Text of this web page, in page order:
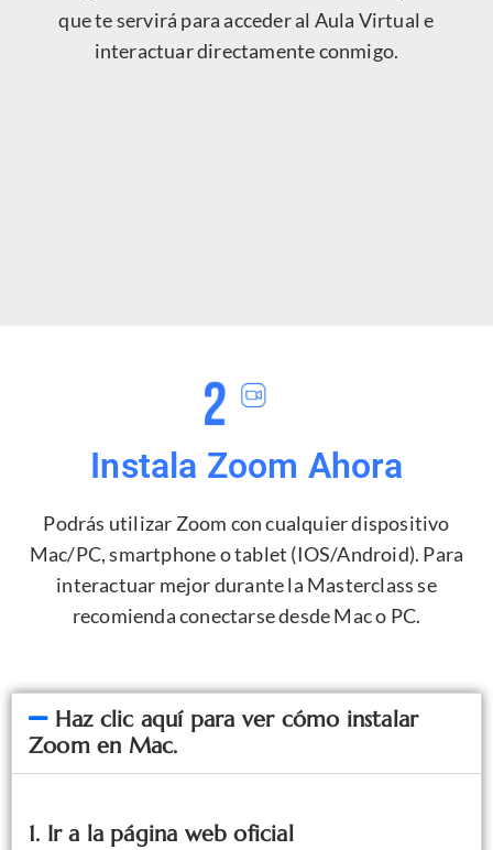
que te servirá para acceder al Aula Virtual e
interactuar directamente conmigo.
Instala Zoom Ahora
Podrás utilizar Zoom con cualquier dispositivo
Mac/PC, smartphone o tablet (IOS/Android). Para
interactuar mejor durante la Masterclass se
recomienda conectarse desde Mac o PC.
Haz clic aquí para ver cómo instalar
Zoom en Mac.
1. Ir a la página web oficial